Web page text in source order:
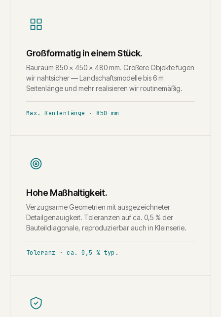
Großformatig in einem Stück.
Bauraum 850 × 450 × 480 mm. Größere Objekte fügen
wir nahtsicher — Landschaftsmodelle bis 6 m
Seitenlänge und mehr realisieren wir routinemäßig.
Max. Kantenlänge · 850 mm
Hohe Maßhaltigkeit.
Verzugsarme Geometrien mit ausgezeichneter
Detailgenauigkeit. Toleranzen auf ca. 0,5 % der
Bauteildiagonale, reproduzierbar auch in Kleinserie.
Toleranz · ca. 0,5 % typ.